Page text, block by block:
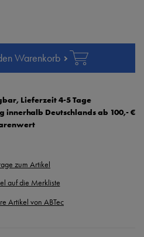
Warenkorb
Lieferzeit 4-5 Tage
Deutschlands ab 100,- €
zum Artikel
Artikel von ABTec